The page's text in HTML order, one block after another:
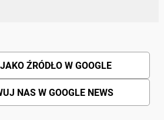
ŹRÓDŁO W GOOGLE
NAS W GOOGLE NEWS